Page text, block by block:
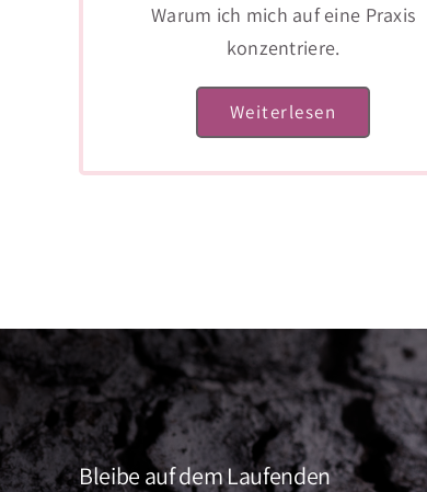
Warum ich mich auf eine Praxis
konzentriere.
Weiterlesen
Bleibe auf dem Laufenden